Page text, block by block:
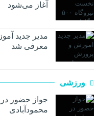
آغاز می‌شود
مدیر جدید
معرفی شد
ورزشی
جواز حضور در
محمودآبادی